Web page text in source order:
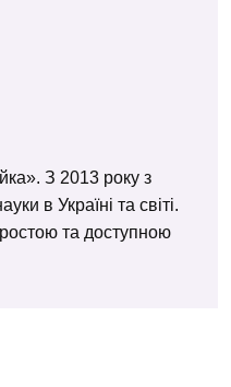
З 2013 року з
в Україні та світі.
та доступною